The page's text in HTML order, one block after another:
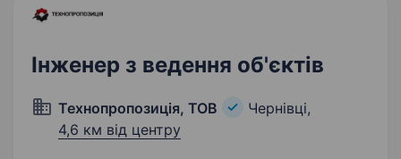
Інженер з ведення об'єктів
Технопропозиція, ТОВ
Чернівці,
4,6 км від центру